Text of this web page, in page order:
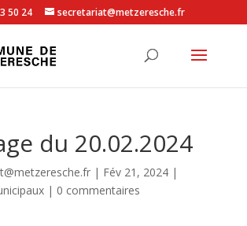
50 24 secretariat@metzeresche.fr
du 20.02.2024
| Fév 21, 2024|
| 0 commentaires